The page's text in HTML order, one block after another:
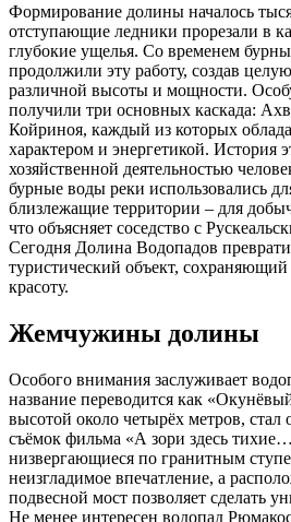
Формирование долины началось
отступающие ледники прорезали в
глубокие ущелья. Со временем
продолжили эту работу, создав
различной высоты и мощности.
получили три основных каскада:
Койриноя, каждый из которых
характером и энергетикой. История
хозяйственной деятельностью
бурные воды реки использовались
близлежащие территории – для
что объясняет соседство с
Сегодня Долина Водопадов
туристический объект,
красоту.
Жемчужины долины
Особого внимания заслуживает
название переводится как
высотой около четырёх метров, стал
съёмок фильма «А зори здесь
низвергающиеся по гранитным
неизгладимое впечатление, а
подвесной мост позволяет сделать
Не менее интересен водопад